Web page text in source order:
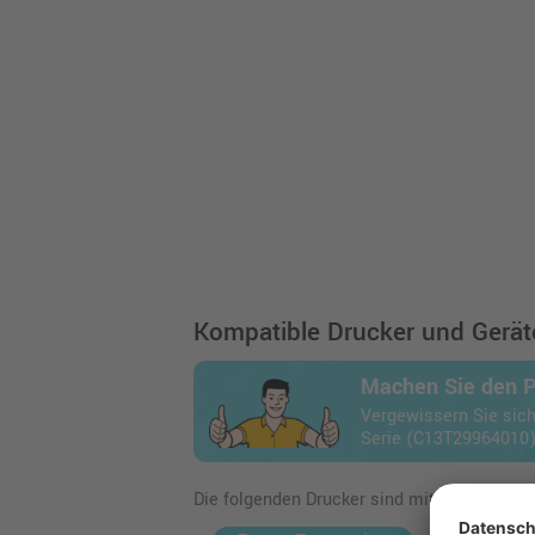
Kompatible Drucker und
Machen Sie den
Vergewissern Sie
Serie
Die folgenden Drucker sind mit dem Artikel